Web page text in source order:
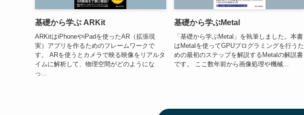
基礎から学ぶ ARKit
ARKitはiPhoneやiPadを使ったAR（拡張現
実）アプリを作るためのフレームワークで
す。 ARを使うとカメラで映る映像をリアルタ
イムに解析して、物理空間がどのようにな
っ...
基礎から学ぶMetal
「基礎から学ぶMetal」を執筆しました。本書
はMetalを使ってGPUプログラミングを行うた
めの最初のステップを解説するMetalの解説書
です。 ここ数年前から画像処理や機械...